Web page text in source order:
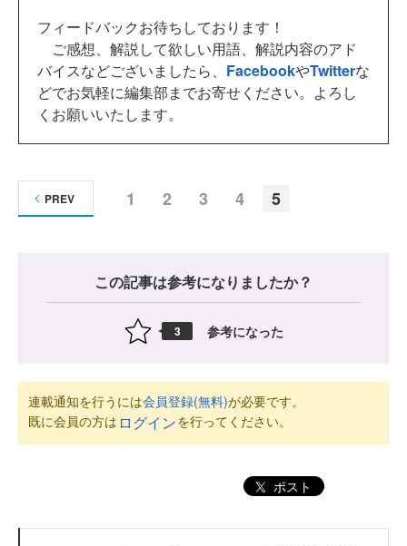
フィードバックお待ちしております！
ご感想、解説して欲しい用語、解説内容のアド
バイスなどございましたら、 FacebookやTwitterな
どでお気軽に編集部までお寄せください。よろし
くお願いいたします。
1 2 3 4 5
PREV
この記事は参考になりましたか？
3 参考になった
連載通知を行うには会員登録(無料)が必要です。
既に会員の方は ログインを行ってください。
ポスト